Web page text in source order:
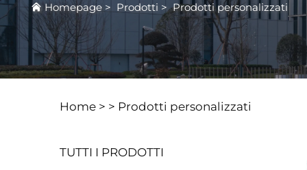
Homepage > Prodotti >Prodotti personalizzati
Home > > Prodotti personalizzati
TUTTI I PRODOTTI